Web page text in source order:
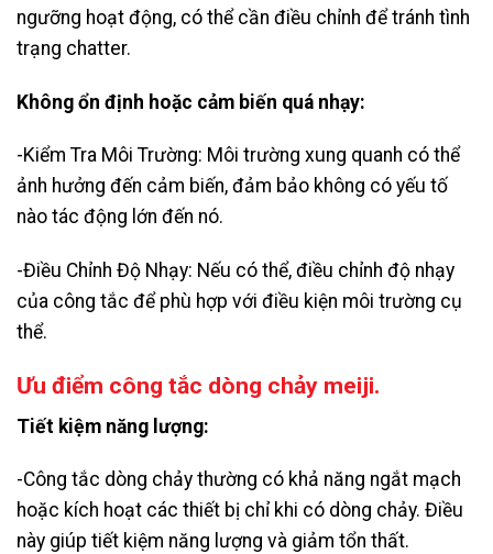
ngưỡng hoạt động, có thể cần điều chỉnh để tránh tình
trạng chatter.
Không ổn định hoặc cảm biến quá nhạy:
-Kiểm Tra Môi Trường: Môi trường xung quanh có thể
ảnh hưởng đến cảm biến, đảm bảo không có yếu tố
nào tác động lớn đến nó.
-Điều Chỉnh Độ Nhạy: Nếu có thể, điều chỉnh độ nhạy
của công tắc để phù hợp với điều kiện môi trường cụ
thể.
Ưu điểm công tắc dòng chảy meiji.
Tiết kiệm năng lượng:
-Công tắc dòng chảy thường có khả năng ngắt mạch
hoặc kích hoạt các thiết bị chỉ khi có dòng chảy. Điều
này giúp tiết kiệm năng lượng và giảm tổn thất.